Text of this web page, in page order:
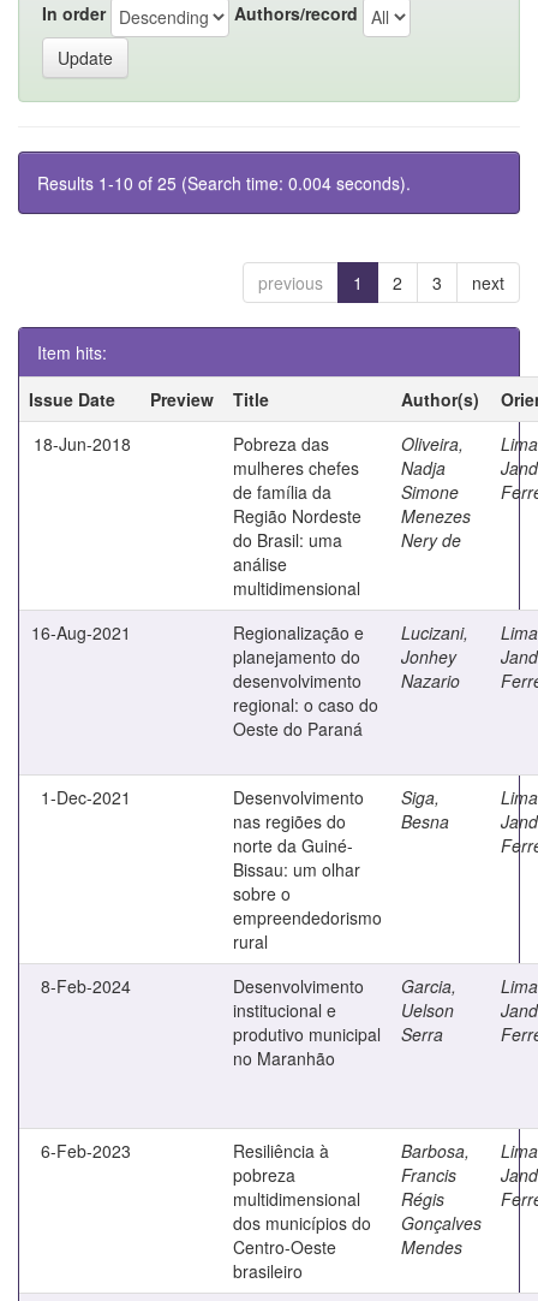
In order Authors/record
Results 1-10 of 25 (Search time: 0.004 seconds).
previous 1 2 3 next
Item hits:
Issue Date
Preview Title Author(s)
18-Jun-2018
Pobreza das
mulheres chefes
de família da
Região Nordeste
do Brasil: uma
análise
multidimensional
Oliveira,
Nadja
Simone
Menezes
Nery de
16-Aug-2021
Regionalização e
planejamento do
desenvolvimento
regional: o caso do
Oeste do Paraná
Lucizani,
Jonhey
Nazario
1-Dec-2021
Desenvolvimento
nas regiões do
norte da Guiné-
Bissau: um olhar
sobre o
empreendedorismo
rural
Siga,
Besna
8-Feb-2024
Desenvolvimento
institucional e
produtivo municipal
no Maranhão
Garcia,
Uelson
Serra
6-Feb-2023
Resiliência à
pobreza
multidimensional
dos municípios do
Centro-Oeste
brasileiro
Barbosa,
Francis
Régis
Gonçalves
Mendes